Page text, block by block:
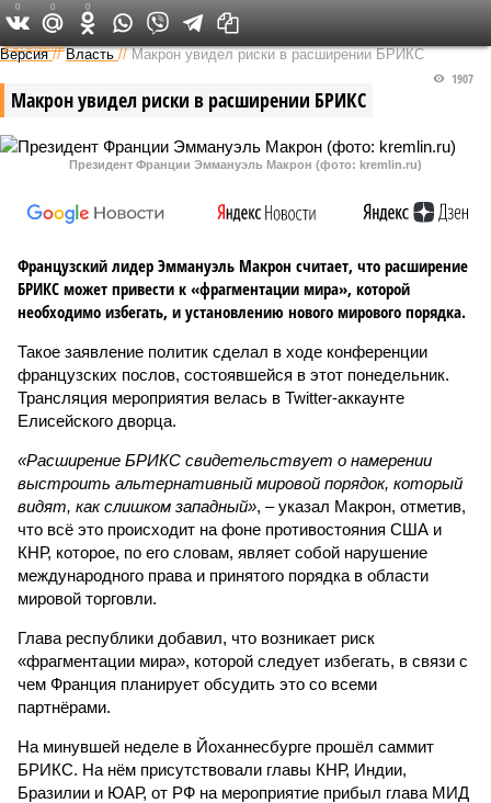
Федеральный выпуск
Версия //Власть //Макрон увидел риски в расширении БРИКС
Макрон увидел риски в расширении БРИКС
1907
Президент Франции Эммануэль Макрон (фото: kremlin.ru)
Французский лидер Эммануэль Макрон считает, что расширение
БРИКС может привести к «фрагментации мира», которой
необходимо избегать, и установлению нового мирового порядка.
Такое заявление политик сделал в ходе конференции
французских послов, состоявшейся в этот понедельник.
Трансляция мероприятия велась в Twitter-аккаунте
Елисейского дворца.
«Расширение БРИКС свидетельствует о намерении
выстроить альтернативный мировой порядок, который
видят, как слишком западный», – указал Макрон, отметив,
что всё это происходит на фоне противостояния США и
КНР, которое, по его словам, являет собой нарушение
международного права и принятого порядка в области
мировой торговли.
Глава республики добавил, что возникает риск
«фрагментации мира», которой следует избегать, в связи с
чем Франция планирует обсудить это со всеми
партнёрами.
На минувшей неделе в Йоханнесбурге прошёл саммит
БРИКС. На нём присутствовали главы КНР, Индии,
Бразилии и ЮАР, от РФ на мероприятие прибыл глава МИД
0 0 0